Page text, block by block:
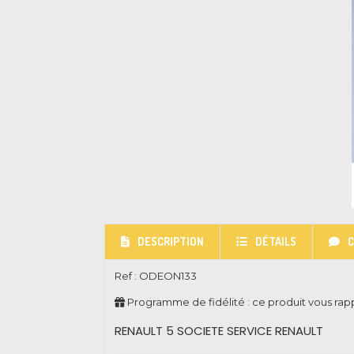
DESCRIPTION DÉTAILS
Ref : ODEON133
Programme de fidélité : ce produit vous
RENAULT 5 SOCIETE SERVICE RENAULT